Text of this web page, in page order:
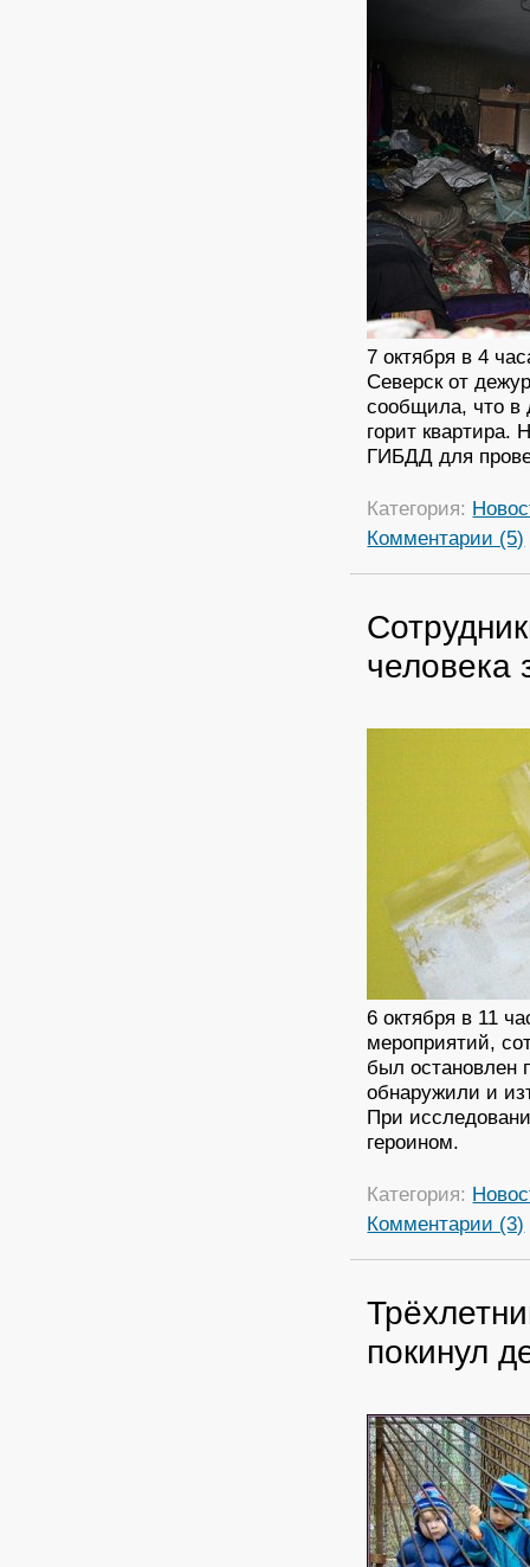
7 октября в 4
Северск от
сообщила, что в
горит квартира.
ГИБДД для
Категория:
Комментарии (5)
человека
6 октября в 11
мероприятий,
был остановлен
обнаружили и
При
героином.
Категория:
Комментарии (3)
покинул